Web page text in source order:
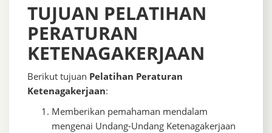
TUJUAN PELATIHAN
PERATURAN
KETENAGAKERJAAN
Berikut tujuan Pelatihan Peraturan
Ketenagakerjaan:
Memberikan pemahaman mendalam
mengenai Undang-Undang Ketenagakerjaan